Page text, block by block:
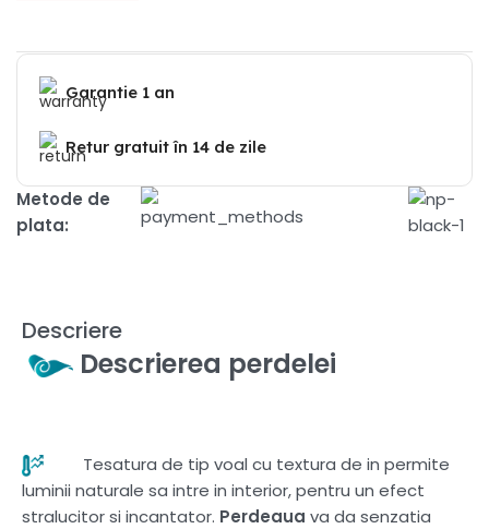
Garantie 1 an
Retur gratuit în 14 de zile
Metode de
plata:
Descriere
Descrierea perdelei
Tesatura de tip voal cu textura de in permite
luminii naturale sa intre in interior, pentru un efect
stralucitor si incantator. Perdeaua va da senzatia